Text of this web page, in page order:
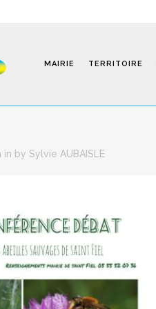
MAIRIE TERRITOIRE
D’inscription
in by Sylvie AUBAISLE